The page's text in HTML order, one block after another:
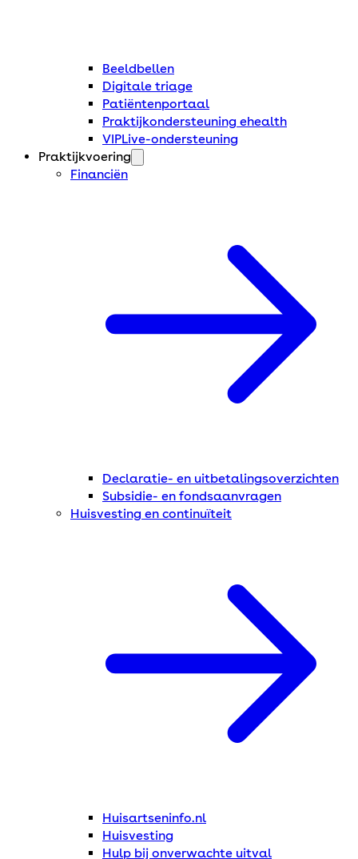
Beeldbellen
Digitale triage
Patiëntenportaal
Praktijkondersteuning ehealth
VIPLive-ondersteuning
Praktijkvoering
Financiën
Declaratie- en uitbetalingsoverzichten
Subsidie- en fondsaanvragen
Huisvesting en continuïteit
Huisartseninfo.nl
Huisvesting
Hulp bij onverwachte uitval